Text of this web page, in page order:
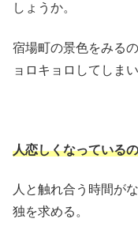
しょうか。
宿場町の景色をみる
ョロキョロしてしまい
人恋しくなっている
人と触れ合う時間が
独を求める。